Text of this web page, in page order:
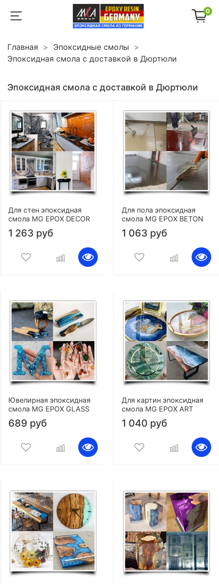
0
Главная
Эпоксидные смолы
Эпоксидная смола с доставкой в Дюртюли
Эпоксидная смола с доставкой в Дюртюли
Для стен эпоксидная
смола MG EPOX DECOR
1 263 руб
Для пола эпоксидная
смола MG EPOX BETON
1 063 руб
Ювелирная эпоксидная
смола MG EPOX GLASS
689 руб
Для картин эпоксидная
смола MG EPOX ART
1 040 руб